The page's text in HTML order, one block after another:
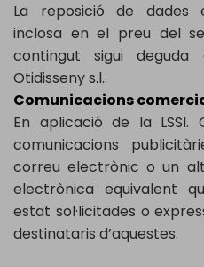
La reposició de dades
inclosa en el preu del
contingut sigui
Otidisseny s.l..
Comunicacions
En aplicació de la LSSI.
comunicacions
correu electrònic o un
electrònica equivalent
estat sol·licitades o
destinataris d’aquestes.